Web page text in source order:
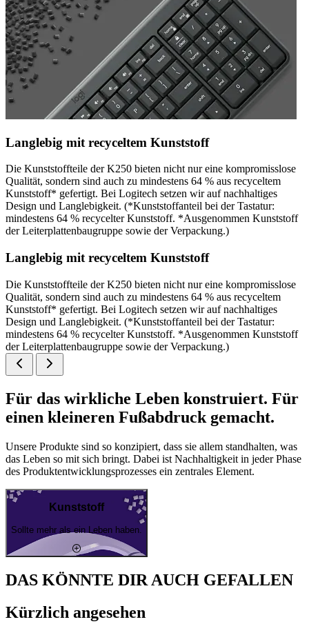
Langlebig mit recyceltem Kunststoff
Die Kunststoffteile der K250 bieten nicht nur eine kompromisslose
Qualität, sondern sind auch zu mindestens 64 % aus recyceltem
Kunststoff* gefertigt. Bei Logitech setzen wir auf nachhaltiges
Design und Langlebigkeit. (*Kunststoffanteil bei der Tastatur:
mindestens 64 % recycelter Kunststoff. *Ausgenommen Kunststoff
der Leiterplattenbaugruppe sowie der Verpackung.)
Langlebig mit recyceltem Kunststoff
Die Kunststoffteile der K250 bieten nicht nur eine kompromisslose
Qualität, sondern sind auch zu mindestens 64 % aus recyceltem
Kunststoff* gefertigt. Bei Logitech setzen wir auf nachhaltiges
Design und Langlebigkeit. (*Kunststoffanteil bei der Tastatur:
mindestens 64 % recycelter Kunststoff. *Ausgenommen Kunststoff
der Leiterplattenbaugruppe sowie der Verpackung.)
Für das wirkliche Leben konstruiert. Für
einen kleineren Fußabdruck gemacht.
Unsere Produkte sind so konzipiert, dass sie allem standhalten, was
das Leben so mit sich bringt. Dabei ist Nachhaltigkeit in jeder Phase
des Produktentwicklungsprozesses ein zentrales Element.
Kunststoff
Sollte mehr als ein Leben haben.
DAS KÖNNTE DIR AUCH GEFALLEN
Kürzlich angesehen